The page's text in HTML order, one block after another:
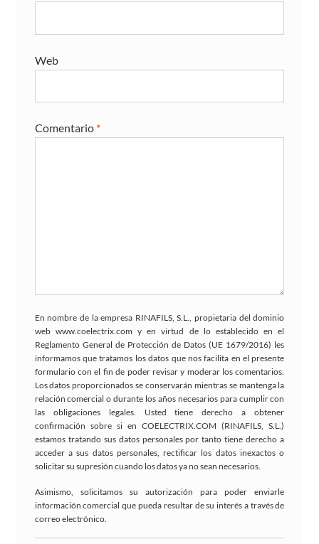
Web
Comentario *
En nombre de la empresa RINAFILS, S.L., propietaria del dominio
web www.coelectrix.com y en virtud de lo establecido en el
Reglamento General de Protección de Datos (UE 1679/2016) les
informamos que tratamos los datos que nos facilita en el presente
formulario con el fin de poder revisar y moderar los comentarios.
Los datos proporcionados se conservarán mientras se mantenga la
relación comercial o durante los años necesarios para cumplir con
las obligaciones legales. Usted tiene derecho a obtener
confirmación sobre si en COELECTRIX.COM (RINAFILS, S.L.)
estamos tratando sus datos personales por tanto tiene derecho a
acceder a sus datos personales, rectificar los datos inexactos o
solicitar su supresión cuando los datos ya no sean necesarios.
Asimismo, solicitamos su autorización para poder enviarle
información comercial que pueda resultar de su interés a través de
correo electrónico.